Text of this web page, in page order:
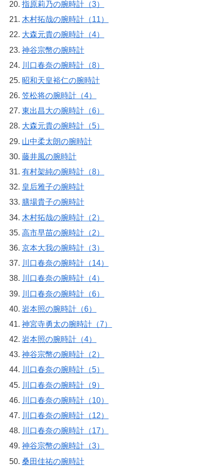
指原莉乃の腕時計（3）
木村拓哉の腕時計（11）
大森元貴の腕時計（4）
神谷宗幣の腕時計
川口春奈の腕時計（8）
昭和天皇裕仁の腕時計
笠松将の腕時計（4）
東出昌大の腕時計（6）
大森元貴の腕時計（5）
山中柔太朗の腕時計
藤井風の腕時計
有村架純の腕時計（8）
皇后雅子の腕時計
膳場貴子の腕時計
木村拓哉の腕時計（2）
高市早苗の腕時計（2）
京本大我の腕時計（3）
川口春奈の腕時計（14）
川口春奈の腕時計（4）
川口春奈の腕時計（6）
岩本照の腕時計（6）
神宮寺勇太の腕時計（7）
岩本照の腕時計（4）
神谷宗幣の腕時計（2）
川口春奈の腕時計（5）
川口春奈の腕時計（9）
川口春奈の腕時計（10）
川口春奈の腕時計（12）
川口春奈の腕時計（17）
神谷宗幣の腕時計（3）
桑田佳祐の腕時計